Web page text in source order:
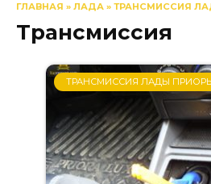
ГЛАВНАЯ » ЛАДА » ТРАНСМИССИЯ
Трансмиссия
ТРАНСМИССИЯ ЛАДЫ